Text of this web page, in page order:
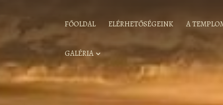
FŐOLDAL ELÉRHETŐSÉGEINK A
GALÉRIA